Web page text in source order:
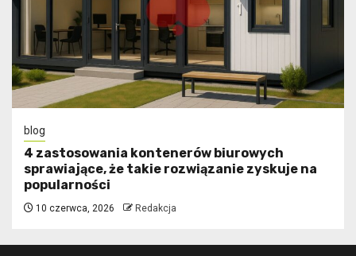
blog
4 zastosowania kontenerów biurowych
sprawiające, że takie rozwiązanie zyskuje na
popularności
10 czerwca, 2026 Redakcja